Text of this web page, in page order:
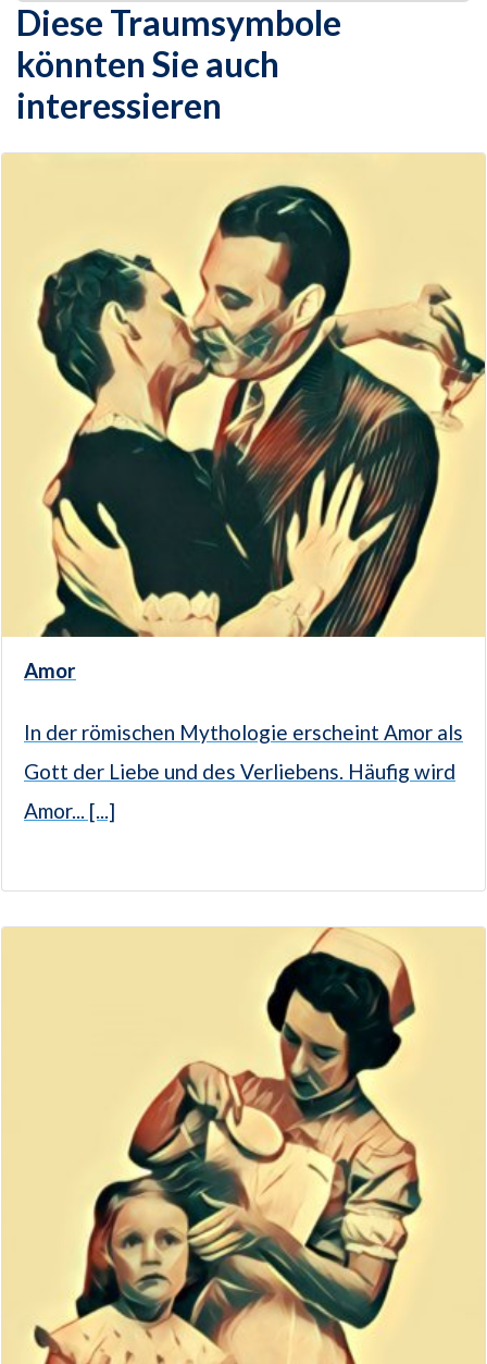
Diese Traumsymbole
könnten Sie auch
interessieren
Amor
In der römischen Mythologie erscheint Amor als
Gott der Liebe und des Verliebens. Häufig wird
Amor... [...]